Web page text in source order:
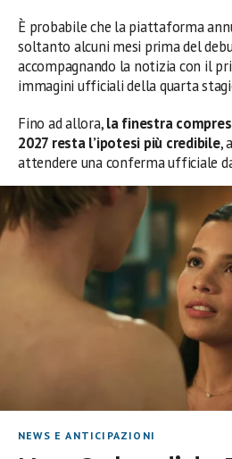
È probabile che la piattaforma
soltanto alcuni mesi prima del
accompagnando la notizia con il
immagini ufficiali della quarta
Fino ad allora,la finestra
2027 resta l’ipotesi più credibile,
attendere una conferma ufficiale
NEWS E ANTICIPAZIONI